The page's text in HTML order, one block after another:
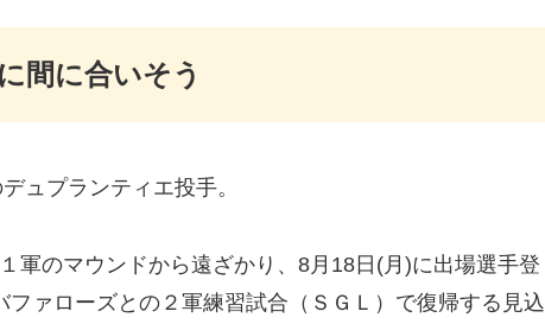
間に合いそう
ュプランティエ投手。
軍のマウンドから遠ざかり、8月18日(月)に出場選手登
ァローズとの２軍練習試合（ＳＧＬ）で復帰する見込